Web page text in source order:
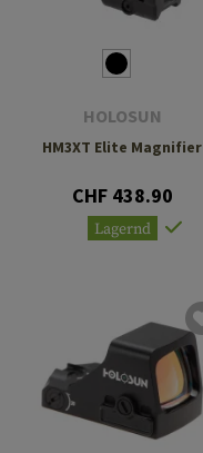
HOLOSUN
HM3XT Elite Magnifier
CHF 438.90
Lagernd